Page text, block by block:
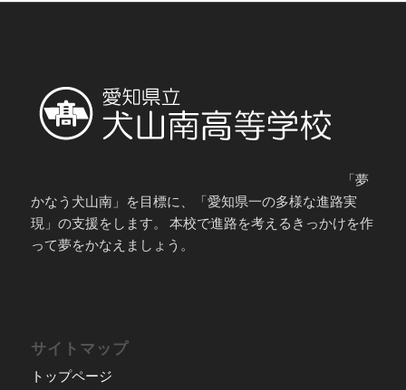
「夢
かなう犬山南」を目標に、「愛知県一の多様な進路実
現」の支援をします。 本校で進路を考えるきっかけを作
って夢をかなえましょう。
サイトマップ
トップページ